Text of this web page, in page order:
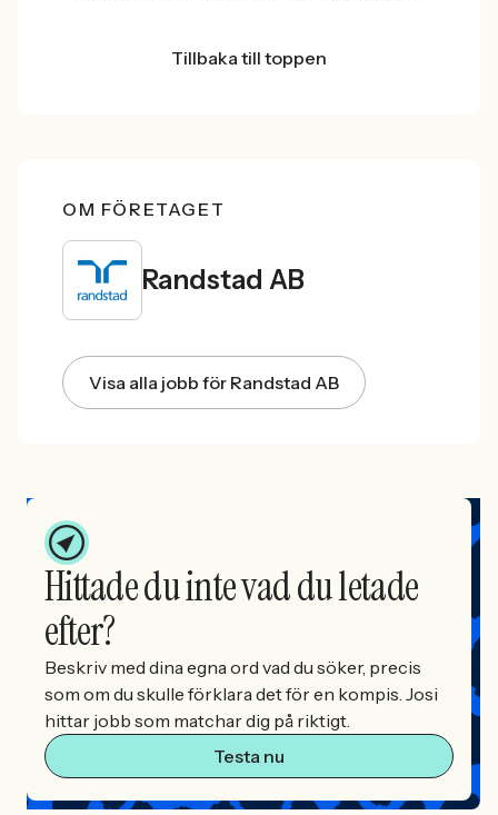
Tillbaka till toppen
OM FÖRETAGET
Randstad AB
Visa alla jobb för Randstad AB
Hittade du inte vad du letade
efter?
Beskriv med dina egna ord vad du söker, precis
som om du skulle förklara det för en kompis. Josi
hittar jobb som matchar dig på riktigt.
Testa nu